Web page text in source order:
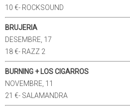
10 €- ROCKSOUND
BRUJERIA
DESEMBRE, 17
18 €- RAZZ 2
BURNING + LOS CIGARROS
NOVEMBRE, 11
21 €- SALAMANDRA